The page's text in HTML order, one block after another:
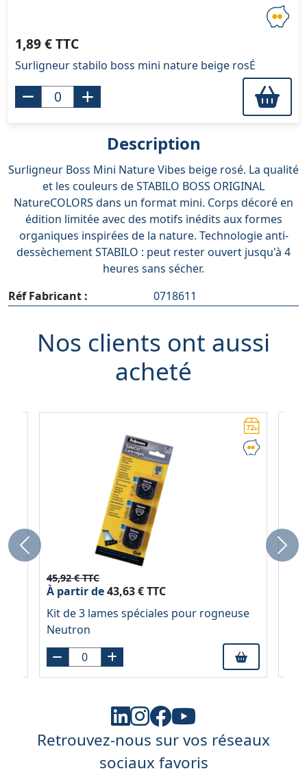
1,89 € TTC
Surligneur stabilo boss mini nature beige rosÉ
Description
Surligneur Boss Mini Nature Vibes beige rosé. La qualité
et les couleurs de STABILO BOSS ORIGINAL
NatureCOLORS dans un format mini. Corps décoré en
édition limitée avec des motifs inédits aux formes
organiques inspirées de la nature. Technologie anti-
dessèchement STABILO : peut rester ouvert jusqu'à 4
heures sans sécher.
Réf Fabricant :
0718611
Nos clients ont aussi
acheté
45,92 € TTC
À partir de43,63 € TTC
Kit de 3 lames spéciales pour rogneuse
Neutron
Previous Next
Retrouvez-nous sur vos réseaux
sociaux favoris